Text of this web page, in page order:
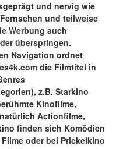
und nervig wie
und teilweise
Werbung auch
überspringen.
Navigation ordnet
die Filmtitel in
z.B. Starkino
Kinofilme,
Actionfilme,
finden sich Komödien
oder bei Prickelkino